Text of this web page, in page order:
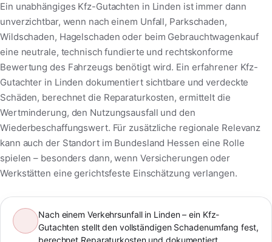
Ein unabhängiges Kfz-Gutachten in Linden ist immer dann
unverzichtbar, wenn nach einem Unfall, Parkschaden,
Wildschaden, Hagelschaden oder beim Gebrauchtwagenkauf
eine neutrale, technisch fundierte und rechtskonforme
Bewertung des Fahrzeugs benötigt wird. Ein erfahrener Kfz-
Gutachter in Linden dokumentiert sichtbare und verdeckte
Schäden, berechnet die Reparaturkosten, ermittelt die
Wertminderung, den Nutzungsausfall und den
Wiederbeschaffungswert. Für zusätzliche regionale Relevanz
kann auch der Standort im Bundesland Hessen eine Rolle
spielen – besonders dann, wenn Versicherungen oder
Werkstätten eine gerichtsfeste Einschätzung verlangen.
Nach einem Verkehrsunfall in Linden – ein Kfz-
Gutachten stellt den vollständigen Schadenumfang fest,
berechnet Reparaturkosten und dokumentiert